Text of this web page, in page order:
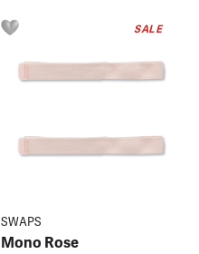
SALE
SWAPS
Mono Rose